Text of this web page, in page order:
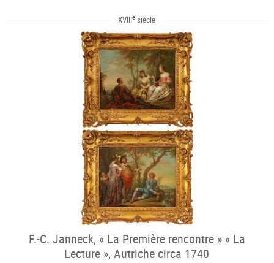
XVIIIe siècle
F.-C. Janneck, « La Première rencontre » « La
Lecture », Autriche circa 1740